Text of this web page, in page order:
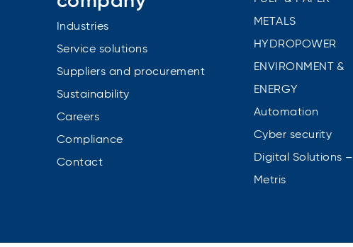
Industries
Service solutions
Suppliers and procurement
Sustainability
Careers
Compliance
Contact
METALS
HYDROPOWER
ENVIRONMENT &
ENERGY
Automation
Cyber security
Digital Solutions –
Metris